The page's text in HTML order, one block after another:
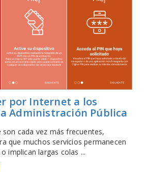
por Internet a los
Administración Pública
cada vez más frecuentes,
que muchos servicios permanecen
implican largas colas ...